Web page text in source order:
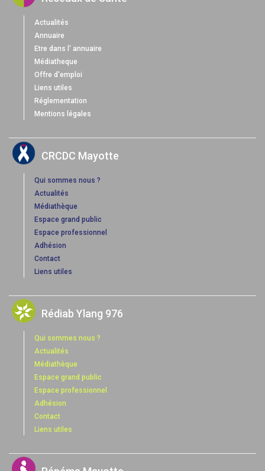
Actualités
Annuaire
Etre dans l' annuaire
Médiatheque
Offre d'emploi
Liens utiles
Réglementation
Mentions légales
CRCDC Mayotte
Qui sommes nous ?
Actualités
Médiathèque
Espace grand public
Espace professionnel
Adhésion
Contact
Liens utiles
Rédiab Ylang 976
Qui sommes nous ?
Actualités
Médiathèque
Espace grand public
Espace professionnel
Adhésion
Contact
Liens utiles